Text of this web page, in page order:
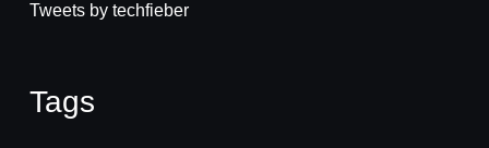
Tweets by techfieber
Tags